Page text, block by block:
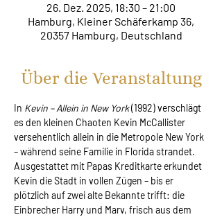
26. Dez. 2025, 18:30 – 21:00
Hamburg, Kleiner Schäferkamp 36,
20357 Hamburg, Deutschland
Über die Veranstaltung
In Kevin – Allein in New York (1992) verschlägt
es den kleinen Chaoten Kevin McCallister
versehentlich allein in die Metropole New York
– während seine Familie in Florida strandet.
Ausgestattet mit Papas Kreditkarte erkundet
Kevin die Stadt in vollen Zügen – bis er
plötzlich auf zwei alte Bekannte trifft: die
Einbrecher Harry und Marv, frisch aus dem